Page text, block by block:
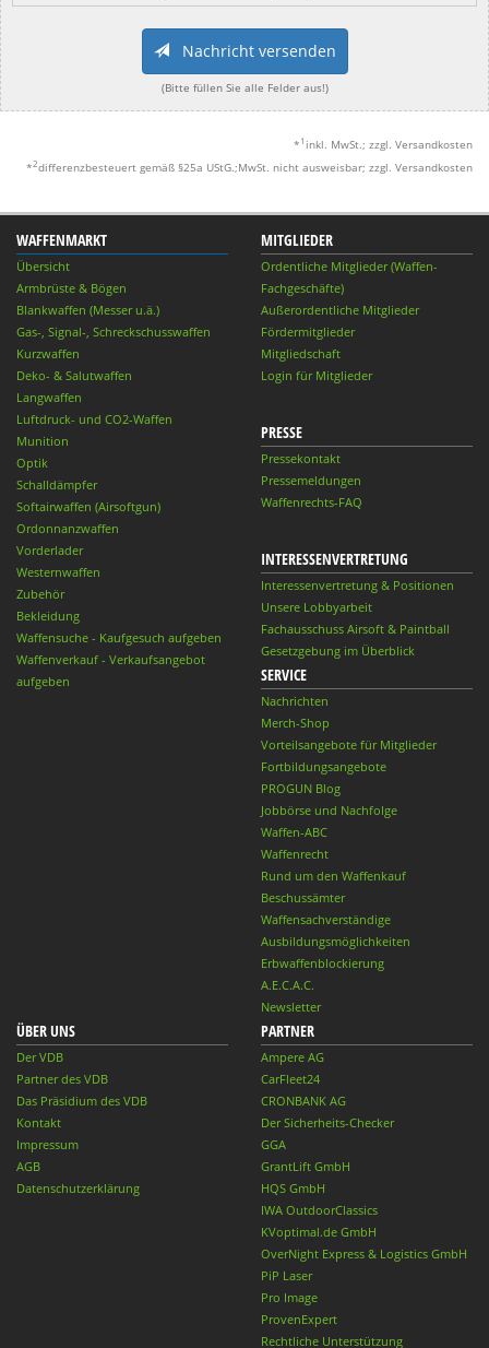
Nachricht versenden
(Bitte füllen Sie alle Felder aus!)
* 1 inkl. MwSt.; zzgl. Versandkosten
*2differenzbesteuert gemäß §25a UStG.;MwSt. nicht ausweisbar; zzgl. Versandkosten
WAFFENMARKT
Übersicht
Armbrüste & Bögen
Blankwaffen (Messer u.ä.)
Gas-, Signal-, Schreckschusswaffen
Kurzwaffen
Deko- & Salutwaffen
Langwaffen
Luftdruck- und CO2-Waffen
Munition
Optik
Schalldämpfer
Softairwaffen (Airsoftgun)
Ordonnanzwaffen
Vorderlader
Westernwaffen
Zubehör
Bekleidung
Waffensuche - Kaufgesuch aufgeben
Waffenverkauf - Verkaufsangebot
aufgeben
MITGLIEDER
Ordentliche Mitglieder (Waffen-
Fachgeschäfte)
Außerordentliche Mitglieder
Fördermitglieder
Mitgliedschaft
Login für Mitglieder
PRESSE
Pressekontakt
Pressemeldungen
Waffenrechts-FAQ
INTERESSENVERTRETUNG
Interessenvertretung & Positionen
Unsere Lobbyarbeit
Fachausschuss Airsoft & Paintball
Gesetzgebung im Überblick
SERVICE
Nachrichten
Merch-Shop
Vorteilsangebote für Mitglieder
Fortbildungsangebote
PROGUN Blog
Jobbörse und Nachfolge
Waffen-ABC
Waffenrecht
Rund um den Waffenkauf
Beschussämter
Waffensachverständige
Ausbildungsmöglichkeiten
Erbwaffenblockierung
A.E.C.A.C.
Newsletter
ÜBER UNS
Der VDB
Partner des VDB
Das Präsidium des VDB
Kontakt
Impressum
AGB
Datenschutzerklärung
PARTNER
Ampere AG
CarFleet24
CRONBANK AG
Der Sicherheits-Checker
GGA
GrantLift GmbH
HQS GmbH
IWA OutdoorClassics
KVoptimal.de GmbH
OverNight Express & Logistics GmbH
PiP Laser
Pro Image
ProvenExpert
Rechtliche Unterstützung